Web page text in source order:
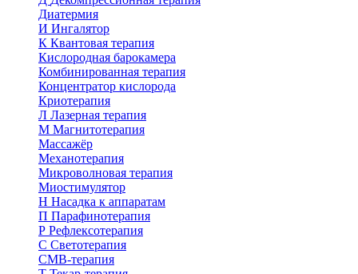
Диатермия
И Ингалятор
К Квантовая терапия
Кислородная барокамера
Комбинированная терапия
Концентратор кислорода
Криотерапия
Л Лазерная терапия
М Магнитотерапия
Массажёр
Механотерапия
Микроволновая терапия
Миостимулятор
Н Насадка к аппаратам
П Парафинотерапия
Р Рефлексотерапия
С Светотерапия
СМВ-терапия